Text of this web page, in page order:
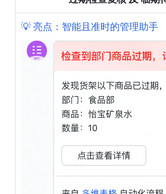
💡 亮点：智能且准时的管理助手